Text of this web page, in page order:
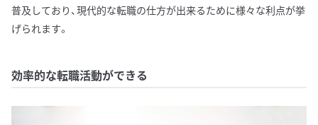
普及しており、現代的な転職の仕方が出来るために様々な利点が挙
げられます。
効率的な転職活動ができる